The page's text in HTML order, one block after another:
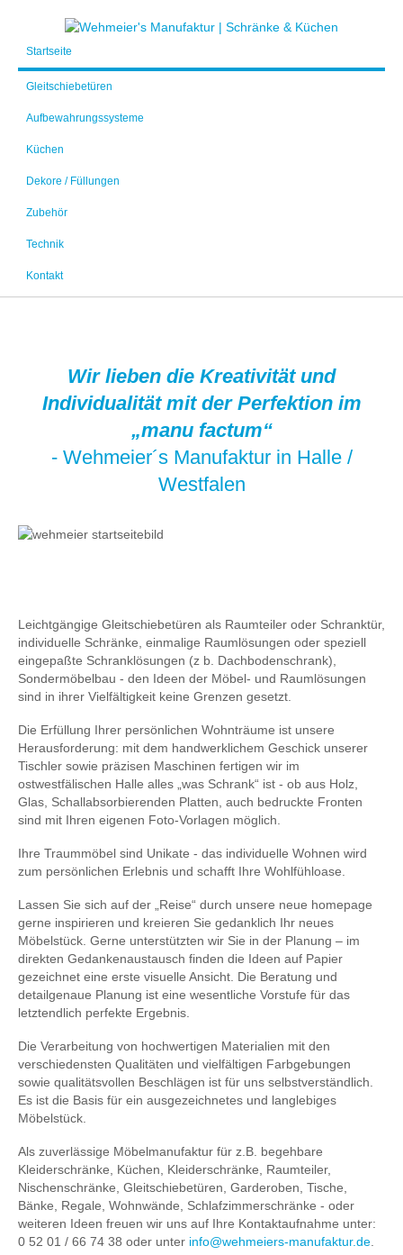
Startseite
Gleitschiebetüren
Aufbewahrungssysteme
Küchen
Dekore / Füllungen
Zubehör
Technik
Kontakt
Wir lieben die Kreativität und
Individualität mit der Perfektion im
„manu factum“
- Wehmeier´s Manufaktur in Halle /
Westfalen
Leichtgängige Gleitschiebetüren als Raumteiler oder Schranktür,
individuelle Schränke, einmalige Raumlösungen oder speziell
eingepaßte Schranklösungen (z b. Dachbodenschrank),
Sondermöbelbau - den Ideen der Möbel- und Raumlösungen
sind in ihrer Vielfältigkeit keine Grenzen gesetzt.
Die Erfüllung Ihrer persönlichen Wohnträume ist unsere
Herausforderung: mit dem handwerklichem Geschick unserer
Tischler sowie präzisen Maschinen fertigen wir im
ostwestfälischen Halle alles „was Schrank“ ist - ob aus Holz,
Glas, Schallabsorbierenden Platten, auch bedruckte Fronten
sind mit Ihren eigenen Foto-Vorlagen möglich.
Ihre Traummöbel sind Unikate - das individuelle Wohnen wird
zum persönlichen Erlebnis und schafft Ihre Wohlfühloase.
Lassen Sie sich auf der „Reise“ durch unsere neue homepage
gerne inspirieren und kreieren Sie gedanklich Ihr neues
Möbelstück. Gerne unterstützten wir Sie in der Planung – im
direkten Gedankenaustausch finden die Ideen auf Papier
gezeichnet eine erste visuelle Ansicht. Die Beratung und
detailgenaue Planung ist eine wesentliche Vorstufe für das
letztendlich perfekte Ergebnis.
Die Verarbeitung von hochwertigen Materialien mit den
verschiedensten Qualitäten und vielfältigen Farbgebungen
sowie qualitätsvollen Beschlägen ist für uns selbstverständlich.
Es ist die Basis für ein ausgezeichnetes und langlebiges
Möbelstück.
Als zuverlässige Möbelmanufaktur für z.B. begehbare
Kleiderschränke, Küchen, Kleiderschränke, Raumteiler,
Nischenschränke, Gleitschiebetüren, Garderoben, Tische,
Bänke, Regale, Wohnwände, Schlafzimmerschränke - oder
weiteren Ideen freuen wir uns auf Ihre Kontaktaufnahme unter:
0 52 01 / 66 74 38 oder unter info@wehmeiers-manufaktur.de.